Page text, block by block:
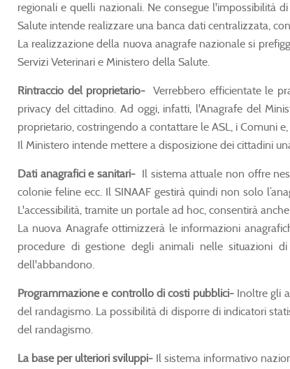
regionali e quelli nazionali. Ne consegue l'impossibilità
Salute intende realizzare una banca dati centralizzata,
La realizzazione della nuova anagrafe nazionale si
Servizi Veterinari e Ministero della Salute.
Rintraccio del proprietario- Verrebbero efficientate le
privacy del cittadino. Ad oggi, infatti, l'Anagrafe del
proprietario, costringendo a contattare le ASL, i Comuni
Il Ministero intende mettere a disposizione dei cittadini
Dati anagrafici e sanitari- Il sistema attuale non offre
colonie feline ecc. Il SINAAF gestirà quindi non solo
L'accessibilità, tramite un portale ad hoc, consentirà
La nuova Anagrafe ottimizzerà le informazioni
procedure di gestione degli animali nelle situazioni
dell'abbandono.
Programmazione e controllo di costi pubblici- Inoltre gli
del randagismo. La possibilità di disporre di indicatori
del randagismo.
La base per ulteriori sviluppi- Il sistema informativo